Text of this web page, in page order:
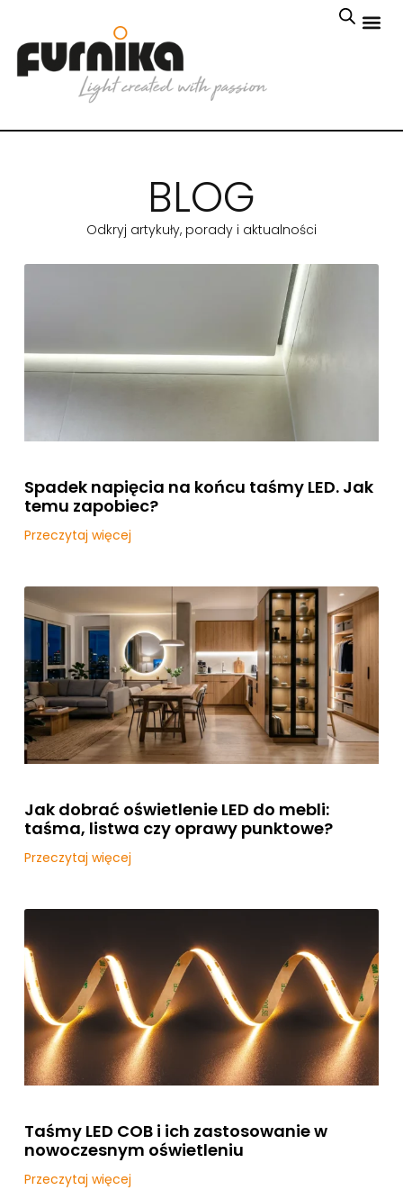
BLOG
Odkryj artykuły, porady i aktualności
Spadek napięcia na końcu taśmy LED. Jak
temu zapobiec?
Przeczytaj więcej
Jak dobrać oświetlenie LED do mebli:
taśma, listwa czy oprawy punktowe?
Przeczytaj więcej
Taśmy LED COB i ich zastosowanie w
nowoczesnym oświetleniu
Przeczytaj więcej